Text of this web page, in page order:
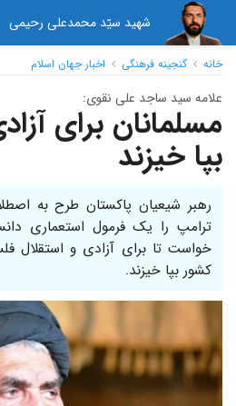
شهید سیّد محمدعلی رحیمی
خانه گنجینه فرهنگی اخبار جهان اسلام
علامه سید ساجد علی نقوی:
مسلمانان برای
بپا خیزند
رهبر شیعیان پاکستان طرح به
ترامپ را یک فرمول استعماری
خواست تا برای آزادی و استقلال
کشور بپا خیزند.